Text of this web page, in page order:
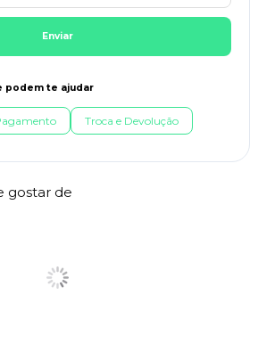
Enviar
podem te ajudar
Troca e Devolução
gostar de